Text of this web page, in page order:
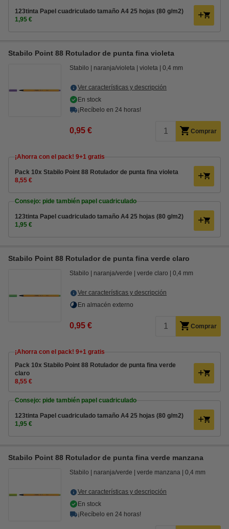
123tinta Papel cuadriculado tamaño A4 25 hojas (80 g/m2)
1,95 €
Stabilo Point 88 Rotulador de punta fina violeta
Stabilo naranja/violeta violeta 0,4 mm
Ver características y descripción
En stock
¡Recíbelo en 24 horas!
0,95 € Comprar
¡Ahorra con el pack! 9+1 gratis
Pack 10x Stabilo Point 88 Rotulador de punta fina violeta
8,55 €
Consejo: pide también papel cuadriculado
123tinta Papel cuadriculado tamaño A4 25 hojas (80 g/m2)
1,95 €
Stabilo Point 88 Rotulador de punta fina verde claro
Stabilo naranja/verde verde claro 0,4 mm
Ver características y descripción
En almacén externo
0,95 € Comprar
¡Ahorra con el pack! 9+1 gratis
Pack 10x Stabilo Point 88 Rotulador de punta fina verde
claro
8,55 €
Consejo: pide también papel cuadriculado
123tinta Papel cuadriculado tamaño A4 25 hojas (80 g/m2)
1,95 €
Stabilo Point 88 Rotulador de punta fina verde manzana
Stabilo naranja/verde verde manzana 0,4 mm
Ver características y descripción
En stock
¡Recíbelo en 24 horas!